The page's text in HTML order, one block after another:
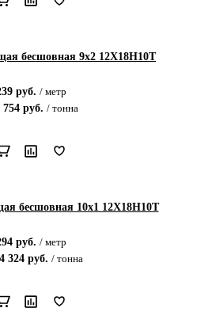
бесшовная 9х2 12Х18Н10Т
руб. / метр
754 руб. / тонна
бесшовная 10х1 12Х18Н10Т
руб. / метр
324руб. / тонна